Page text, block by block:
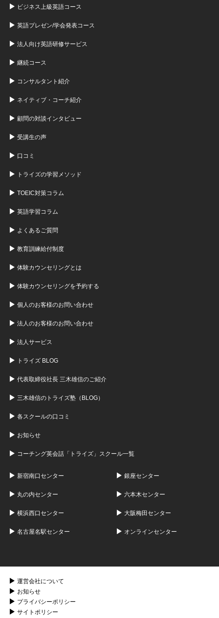
ビジネス上級英語コース
英語プレゼン/学会発表コース
法人向け英語研修サービス
継続コース
コンサルタント紹介
ネイティブ・コーチ紹介
顧問の対談インタビュー
受講生の声
口コミ
トライズの学習メソッド
TOEIC対策コラム
英語学習コラム
よくあるご質問
教育訓練給付制度
体験カウンセリングとは
体験カウンセリングを予約する
個人のお客様のお問い合わせ
法人のお客様のお問い合わせ
法人サービス
トライズ BLOG
代表取締役社長 三木雄信のご紹介
三木雄信のトライズ塾（BLOG）
各スクールの口コミ
お知らせ
コーチング英会話「トライズ」スクール一覧
新宿南口センター 銀座センター
丸の内センター 六本木センター
横浜西口センター 大阪梅田センター
名古屋名駅センター オンラインセンター
運営会社について
お知らせ
プライバシーポリシー
サイトポリシー